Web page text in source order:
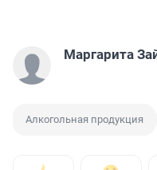
Маргарита
Алкогольная продукция